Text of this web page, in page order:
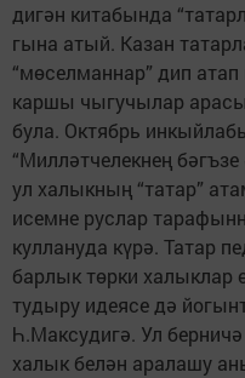
дигән китабында
гына атый. Казан
“мөселманнар” дип
каршы чыгучылар
була. Октябрь
“Милләтчелекнең
ул халыкның “татар”
исемне руслар
куллануда күрә. Татар
барлык төрки халыклар
тудыру идеясе дә
Һ.Максудигә. Ул
халык белән аралашу